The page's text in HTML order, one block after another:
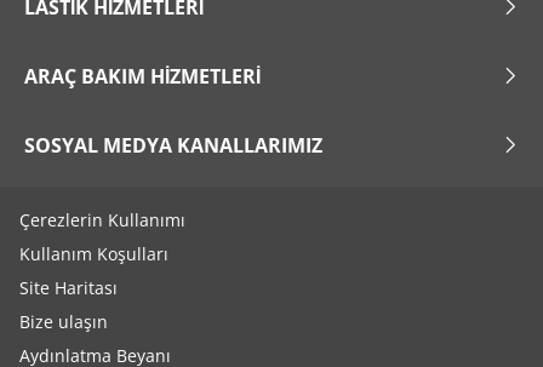
LASTIK HIZMETLERI
ARAÇ BAKIM HIZMETLERI
SOSYAL MEDYA KANALLARIMIZ
Çerezlerin Kullanımı
Kullanım Koşulları
Site Haritası
Bize ulaşın
Aydınlatma Beyanı